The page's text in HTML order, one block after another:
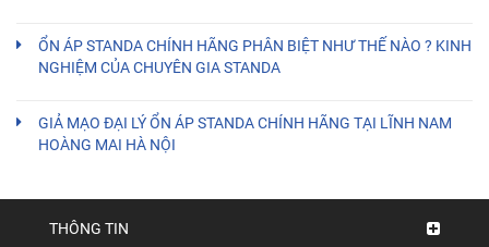
ỔN ÁP STANDA CHÍNH HÃNG PHÂN BIỆT NHƯ THẾ NÀO ? KINH
NGHIỆM CỦA CHUYÊN GIA STANDA
GIẢ MẠO ĐẠI LÝ ỔN ÁP STANDA CHÍNH HÃNG TẠI LĨNH NAM
HOÀNG MAI HÀ NỘI
THÔNG TIN